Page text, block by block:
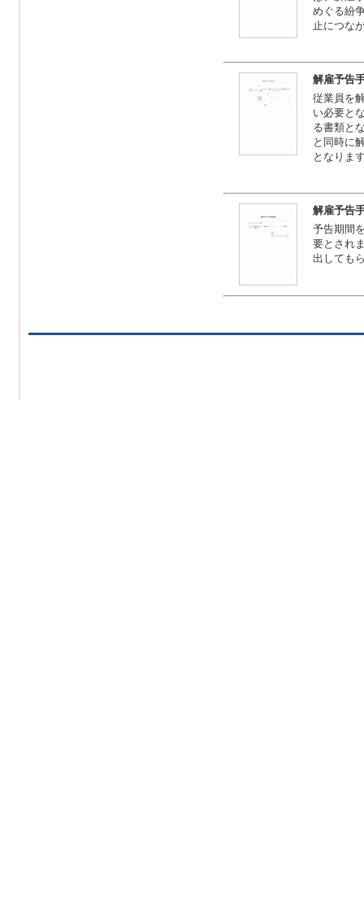
めぐる紛
止につな
解雇予告
従業員を
い必要と
る書類と
と同時に
となりま
解雇予告
予告期間
要とされ
出しても